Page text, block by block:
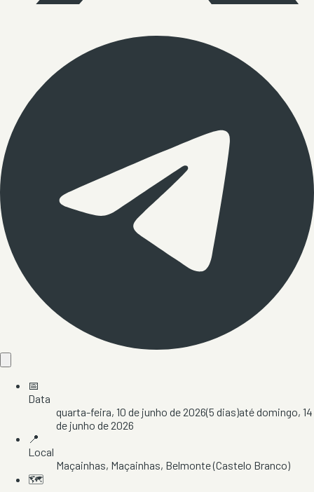
📅
Data
quarta-feira, 10 de junho de 2026(5 dias)atédomingo, 14
de junho de 2026
📍
Local
Maçainhas, Maçainhas, Belmonte(Castelo Branco)
🗺️